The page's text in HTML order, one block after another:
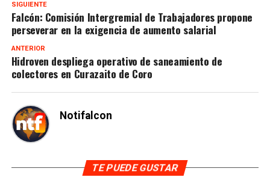
SIGUIENTE
Falcón: Comisión Intergremial de Trabajadores propone
perseverar en la exigencia de aumento salarial
ANTERIOR
Hidroven despliega operativo de saneamiento de
colectores en Curazaito de Coro
Notifalcon
TE PUEDE GUSTAR